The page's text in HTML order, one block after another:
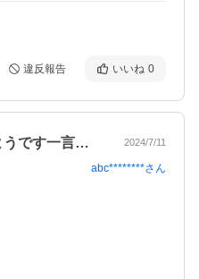
違反報告 いいね 0
思っていた商品が届いたようです一言いわ… 2024/7/11
abc********さん